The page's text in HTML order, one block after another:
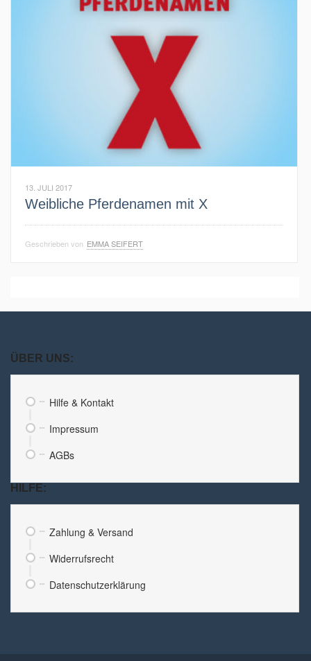
13. JULI 2017
Weibliche Pferdenamen mit X
Geschrieben von EMMA SEIFERT
ÜBER UNS:
Hilfe & Kontakt
Impressum
AGBs
HILFE:
Zahlung & Versand
Widerrufsrecht
Datenschutzerklärung